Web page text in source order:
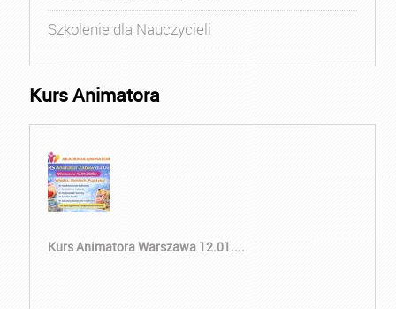
Szkolenie dla Nauczycieli
Kurs Animatora
Kurs Animatora Warszawa 12.01....